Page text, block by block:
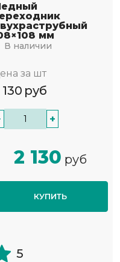
мм
В наличии
за шт
руб
+
2 130 руб
КУПИТЬ
5